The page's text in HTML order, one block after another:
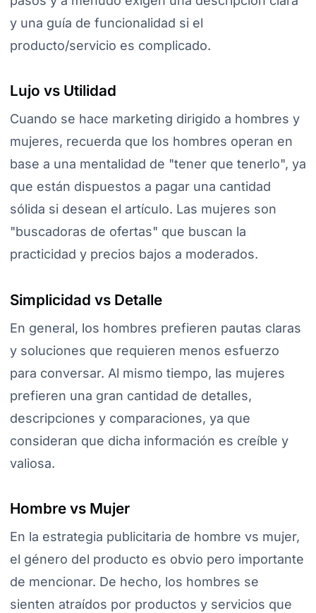
y una guía de funcionalidad si el
producto/servicio es complicado.
Lujo vs Utilidad
Cuando se hace marketing dirigido a hombres y
mujeres, recuerda que los hombres operan en
base a una mentalidad de "tener que tenerlo", ya
que están dispuestos a pagar una cantidad
sólida si desean el artículo. Las mujeres son
"buscadoras de ofertas" que buscan la
practicidad y precios bajos a moderados.
Simplicidad vs Detalle
En general, los hombres prefieren pautas claras
y soluciones que requieren menos esfuerzo
para conversar. Al mismo tiempo, las mujeres
prefieren una gran cantidad de detalles,
descripciones y comparaciones, ya que
consideran que dicha información es creíble y
valiosa.
Hombre vs Mujer
En la estrategia publicitaria de hombre vs mujer,
el género del producto es obvio pero importante
de mencionar. De hecho, los hombres se
sienten atraídos por productos y servicios que